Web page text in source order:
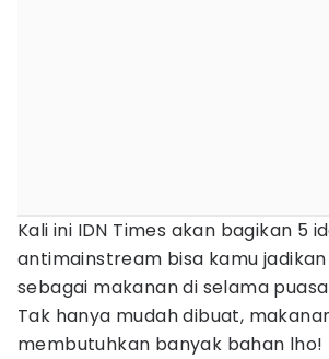
Kali ini IDN Times akan bagikan 5
antimainstream bisa kamu
sebagai makanan di selama
Tak hanya mudah dibuat,
membutuhkan banyak bahan lho!